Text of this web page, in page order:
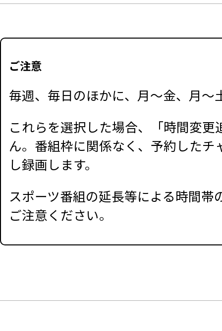
ご注意
毎週、毎日のほかに、月～金、月
これらを選択した場合、「時間変
ん。番組枠に関係なく、予約した
し録画します。
スポーツ番組の延長等による時間
ご注意ください。